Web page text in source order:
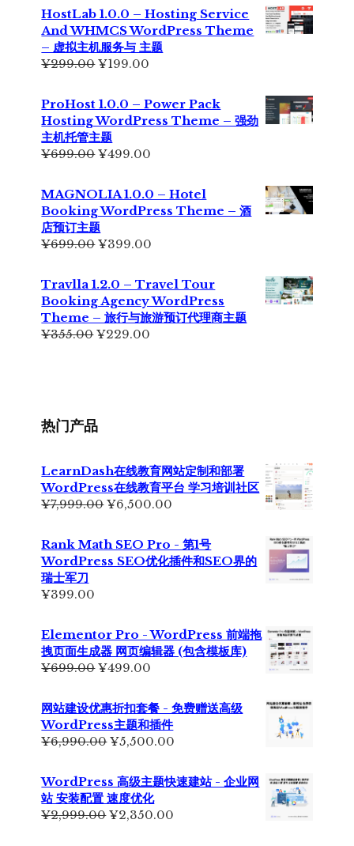
为：
¥355.00。
价
格
为：
¥229.00。
HostLab 1.0.0 – Hosting Service
And WHMCS WordPress Theme
– 虚拟主机服务与 主题
¥299.00原
为：
¥299.00。
¥199.00
价
格
为：
ProHost 1.0.0 – Power Pack
Hosting WordPress Theme – 强劲
主机托管主题
¥699.00原
为：
¥699.00。
¥499.00
价
格
为：
MAGNOLIA 1.0.0 – Hotel
Booking WordPress Theme – 酒
店预订主题
¥699.00原
为：
¥699.00。
¥399.00
格
为：
¥399.00。
Travlla 1.2.0 – Travel Tour
Booking Agency WordPress
Theme – 旅行与旅游预订代理商主题
¥355.00原
¥229.00
热门产品
LearnDash在线教育网站定制和部署
WordPress在线教育平台 学习培训社区
¥7,999.00原
为：
¥7,999.00。
¥6,500.00
格
为：
Rank Math SEO Pro - 第1号
WordPress SEO优化插件和SEO界的
瑞士军刀
¥399.00
Elementor Pro - WordPress 前端拖
拽页面生成器 网页编辑器 (包含模板库)
¥699.00原
为：
¥699.00。
¥499.00
价
格
为：
¥499.00。
网站建设优惠折扣套餐 - 免费赠送高级
WordPress主题和插件
¥6,990.00原
为：
¥6,990.00。
¥5,500.00
价
格
WordPress 高级主题快速建站 - 企业网
站 安装配置 速度优化
¥2,999.00原
¥2,350.00